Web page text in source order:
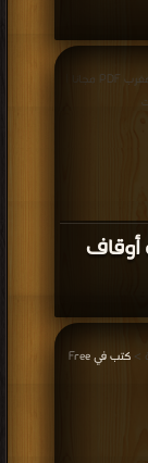
أوقاف
قراءة و تحميل كتاب كتاب ديوان أوراق الخريف طباعة أوقاف المغرب PDF مجانا |
كتب في Free